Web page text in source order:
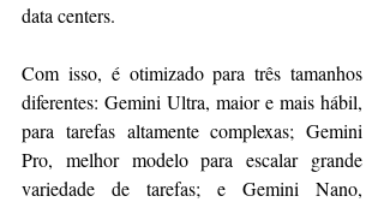
data centers.
Com isso, é otimizado para três tamanhos
diferentes: Gemini Ultra, maior e mais hábil,
para tarefas altamente complexas; Gemini
Pro, melhor modelo para escalar grande
variedade de tarefas; e Gemini Nano,